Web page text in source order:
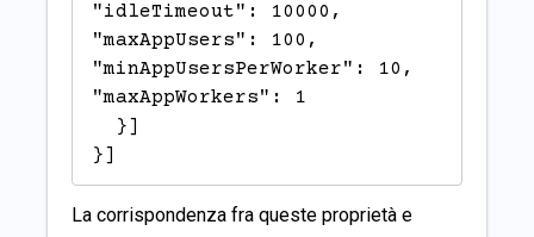
"idleTimeout": 10000,
"maxAppUsers": 100,
"minAppUsersPerWorker": 10,
"maxAppWorkers": 1
}]
}]
La corrispondenza fra queste proprietà e